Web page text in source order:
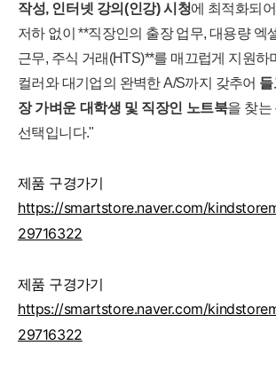
작성, 인터넷 강의(인강) 시청에 최적화되
저하 없이 **직장인의 출장 업무, 대용량 엑
근무, 주식 거래(HTS)**를 매끄럽게 지원하
컬러와 대기업의 완벽한 A/S까지 갖추어
장 가벼운 대학생 및 직장인 노트북을 찾는
선택입니다."
제품 구경가기
https://smartstore.naver.com/
29716322
제품 구경가기
https://smartstore.naver.com/
29716322